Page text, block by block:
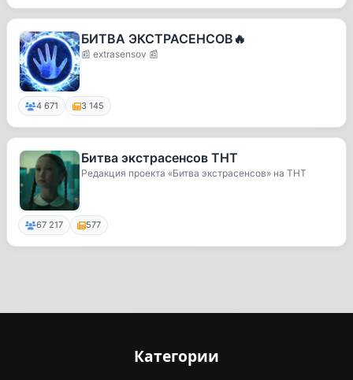
БИТВА ЭКСТРАСЕНСОВ🔥
📰 extrasensov 📰
4 671 3 145
Битва экстрасенсов ТНТ
Редакция проекта «Битва экстрасенсов» на ТНТ
67 217 577
Категории